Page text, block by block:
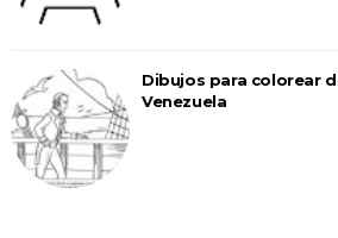
Dibujos para colorear
Venezuela